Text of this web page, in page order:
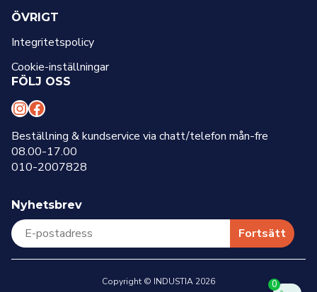
ÖVRIGT
Integritetspolicy
Cookie-inställningar
FÖLJ OSS
I
n
s
t
a
g
r
a
F
a
c
e
b
o
o
k
Beställning & kundservice via chatt/telefon mån-fre
08.00-17.00
010-2007828
Nyhetsbrev
Fortsätt
Copyright © INDUSTIA 2026
0